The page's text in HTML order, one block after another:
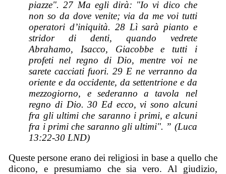
piazze". 27 Ma egli dirà: "Io vi dico che
non so da dove venite; via da me voi tutti
operatori d’iniquità. 28 Lì sarà pianto e
stridor di denti, quando vedrete
Abrahamo, Isacco, Giacobbe e tutti i
profeti nel regno di Dio, mentre voi ne
sarete cacciati fuori. 29 E ne verranno da
oriente e da occidente, da settentrione e da
mezzogiorno, e sederanno a tavola nel
regno di Dio. 30 Ed ecco, vi sono alcuni
fra gli ultimi che saranno i primi, e alcuni
fra i primi che saranno gli ultimi". ” (Luca
13:22-30 LND)
Queste persone erano dei religiosi in base a quello che
dicono, e presumiamo che sia vero. Al giudizio,